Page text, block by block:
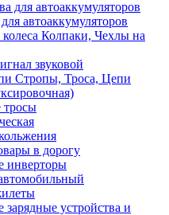
автоаккумуляторов
Колпаки, Чехлы на
звуковой
Стропы, Троса, Цепи
тросы
в дорогу
инверторы
устройства и